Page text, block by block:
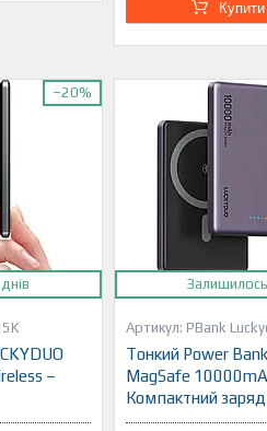
Купити
–20%
5K
–
PBank
Тонкий Power
MagSafe
Компактний заряд